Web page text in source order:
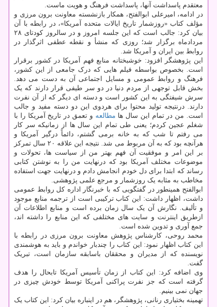
معتقدم پاسداشت آنها، پاسداشت فرهنگ و هویت ماست.
در ادامه، امیرعلی ابوالفتح، همکار بازنشسته معاونت برون مرزی و
مؤلف کتاب «روزشمار تاریخ ایالات متحده آمریکا»، در رابطه با آن
بیان کرد: جالب است که این جلسه امروز و در سالروز کودتای ۲۸
مردادماه برگزار شد؛ روزی که منشأ و نقطه عطفی اثرگذار در
روابط بین ایران و آمریکا شد.
این پژوهشگر افزود: خوشبختانه منابع فهم آمریکا در کشور برقرار
است. بخصوص بواسطه فیلم هایی که درک جامعی از این کشور،
فرهنگ و روابط عمومی و مسایل اجتماعی آن به دست می دهد.
بخش قابل توجهی از مردم دنیا در دو سر طیفی قرار دارند که یک
سرش شیفتگی به این کشور است و دسته ای دیگر که از آن نفرت
دارند. درنتیجه تولید محتوا برای هردوی این دو دسته مفید و جالب
است. من در تمام این سال ها مطالعه و تعمق در تاریخ آمریکا را با
شغلم عجین کردم؛ یعنی طی تمام این سال ها از زمانیکه سر کار
می رفتم تا شب که به خانه برمی گشتم، دائماً درگیر آمریکا و
هرآنچه بود که به آن مربوط می شد. نتیجه این علاقه ۲۰ سال تمرکز
بر این امر و موفقیت آن فهم بهتر من از سیاست ها، تحولات و
موضوعات مختلف آمریکا بود که درنهایت من را به نوشتن کتابی
رساند که ابتدا برای دل خودم انجامش دادم و درنهایت جهت استفاده
مخاطب به مثابه یک روزشمار و مرجع علمی پژوهشی.
ابوالفتح همینطور در گفتگویی که با خبرنگار اداره کل روابط عمومی
داشت، اظهار داشت: این کتاب ترکیبی است از ترجمه منابع موجود
و تألیف. نگارش آن یک سال زمان برده است و منابع اطلاعات آن
ازطریق اینترنت و سایت های مختلفی که این منابع را داشته اند،
جمع آوری و تدوین شده است.
محمد روحی، کارشناس پژوهش معاونت برون مرزی در رابطه با
این کتاب اظهار نمود: این کتاب را چندبار خواندم و باید به هوشمندی
نویسنده که از مدیران و محققان باسابقه سازمان است، تبریک
گفت.
وی اضافه کرد: این کتاب از زمان تأسیس آمریکا تابحال را هدف
گرفته است که جز نفرت پراکنی آمریکا توسط خودش چیزی در
جهان نمی بینیم.
تهمینه بختیاری رنانی، پژوهشگر، هم در اینباره بیان کرد: این کتاب یک